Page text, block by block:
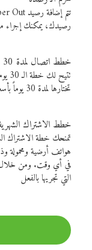
رصيدك، يمكنك إجراء
خطط اتصال لمدة 30 يومًا
تختارها لمدة 30 يوماً بأسعار فايبر المنخفضة.
خطط الاشتراك
تمنحك خطة الاشتراك
هواتف أرضية ومحمولة
في أي وقت. ومن خلال
التي تجريها بالفعل